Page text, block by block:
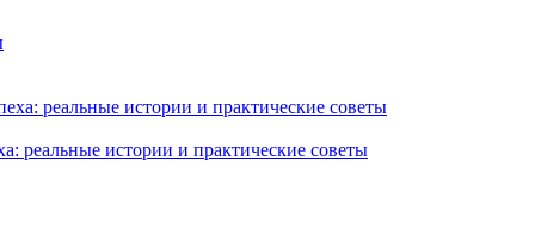
реальные истории и практические советы